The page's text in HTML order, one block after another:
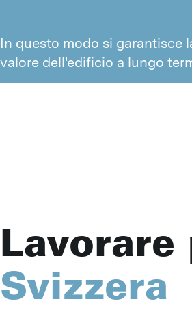
In questo modo si garantisce
valore dell'edificio a lungo
Svizzera